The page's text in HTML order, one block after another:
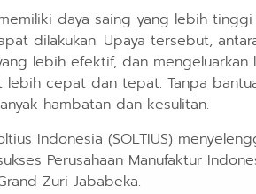
daya saing yang lebih
dilakukan. Upaya tersebut,
lebih efektif, dan mengeluarkan
cepat dan tepat. Tanpa
hambatan dan kesulitan.
Indonesia (SOLTIUS)
Perusahaan Manufaktur
Zuri Jababeka.